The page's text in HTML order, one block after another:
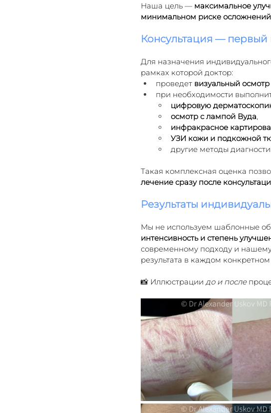
Наша цель — максимальное
минимальном риске осложнений
Консультация —
Для назначения
рамках которой доктор:
проведет визуальный
при необходимости
цифровую
осмотр с лампой Вуда,
инфракрасное
УЗИ кожи и подкожной
другие методы
Такая комплексная оценка
лечение сразу после
Результаты
Мы не используем шаблонные
интенсивность и степень
современному подходу и
результата в каждом конкретном
📸 Иллюстрации до и после